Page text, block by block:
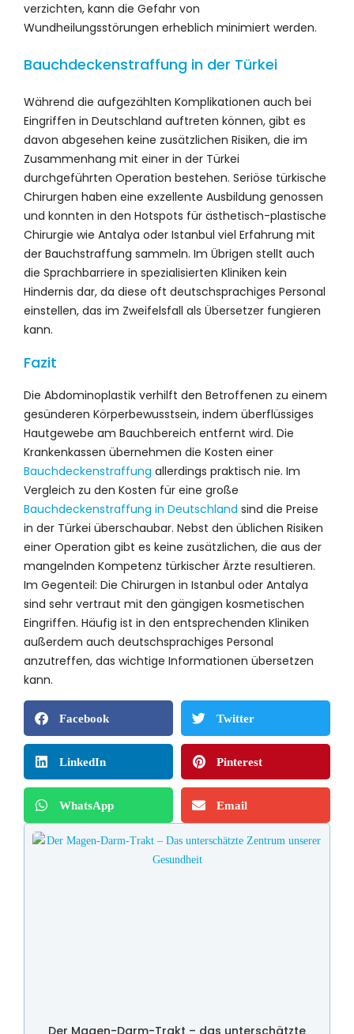
verzichten, kann die Gefahr von
Wundheilungsstörungen erheblich minimiert werden.
Bauchdeckenstraffung in der Türkei
Während die aufgezählten Komplikationen auch bei
Eingriffen in Deutschland auftreten können, gibt es
davon abgesehen keine zusätzlichen Risiken, die im
Zusammenhang mit einer in der Türkei
durchgeführten Operation bestehen. Seriöse türkische
Chirurgen haben eine exzellente Ausbildung genossen
und konnten in den Hotspots für ästhetisch-plastische
Chirurgie wie Antalya oder Istanbul viel Erfahrung mit
der Bauchstraffung sammeln. Im Übrigen stellt auch
die Sprachbarriere in spezialisierten Kliniken kein
Hindernis dar, da diese oft deutschsprachiges Personal
einstellen, das im Zweifelsfall als Übersetzer fungieren
kann.
Fazit
Die Abdominoplastik verhilft den Betroffenen zu einem
gesünderen Körperbewusstsein, indem überflüssiges
Hautgewebe am Bauchbereich entfernt wird. Die
Krankenkassen übernehmen die Kosten einer
Bauchdeckenstraffung allerdings praktisch nie. Im
Vergleich zu den Kosten für eine große
Bauchdeckenstraffung in Deutschland sind die Preise
in der Türkei überschaubar. Nebst den üblichen Risiken
einer Operation gibt es keine zusätzlichen, die aus der
mangelnden Kompetenz türkischer Ärzte resultieren.
Im Gegenteil: Die Chirurgen in Istanbul oder Antalya
sind sehr vertraut mit den gängigen kosmetischen
Eingriffen. Häufig ist in den entsprechenden Kliniken
außerdem auch deutschsprachiges Personal
anzutreffen, das wichtige Informationen übersetzen
kann.
Facebook Twitter
LinkedIn Pinterest
WhatsApp Email